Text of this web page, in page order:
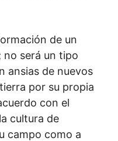
de un
no será un tipo
ansias de nuevos
por su propia
con el
cultura de
campo como a